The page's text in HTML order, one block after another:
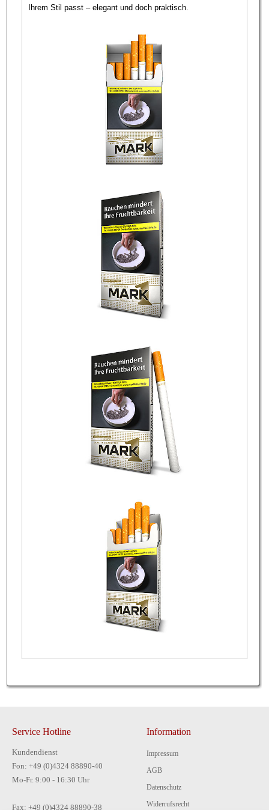
Ihrem Stil passt – elegant und doch praktisch.
Service Hotline
Kundendienst
Fon: +49 (0)4324 88890-40
Mo-Fr. 9:00 - 16:30 Uhr
Fax: +49 (0)4324 88890-38
Information
Impressum
AGB
Datenschutz
Widerrufsrecht